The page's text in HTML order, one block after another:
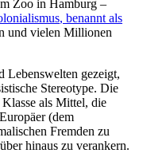
Zoo in Hamburg –
, benannt als
und vielen Millionen
Lebenswelten gezeigt,
Stereotype. Die
Klasse als Mittel, die
(dem
Fremden zu
hinaus zu verankern.